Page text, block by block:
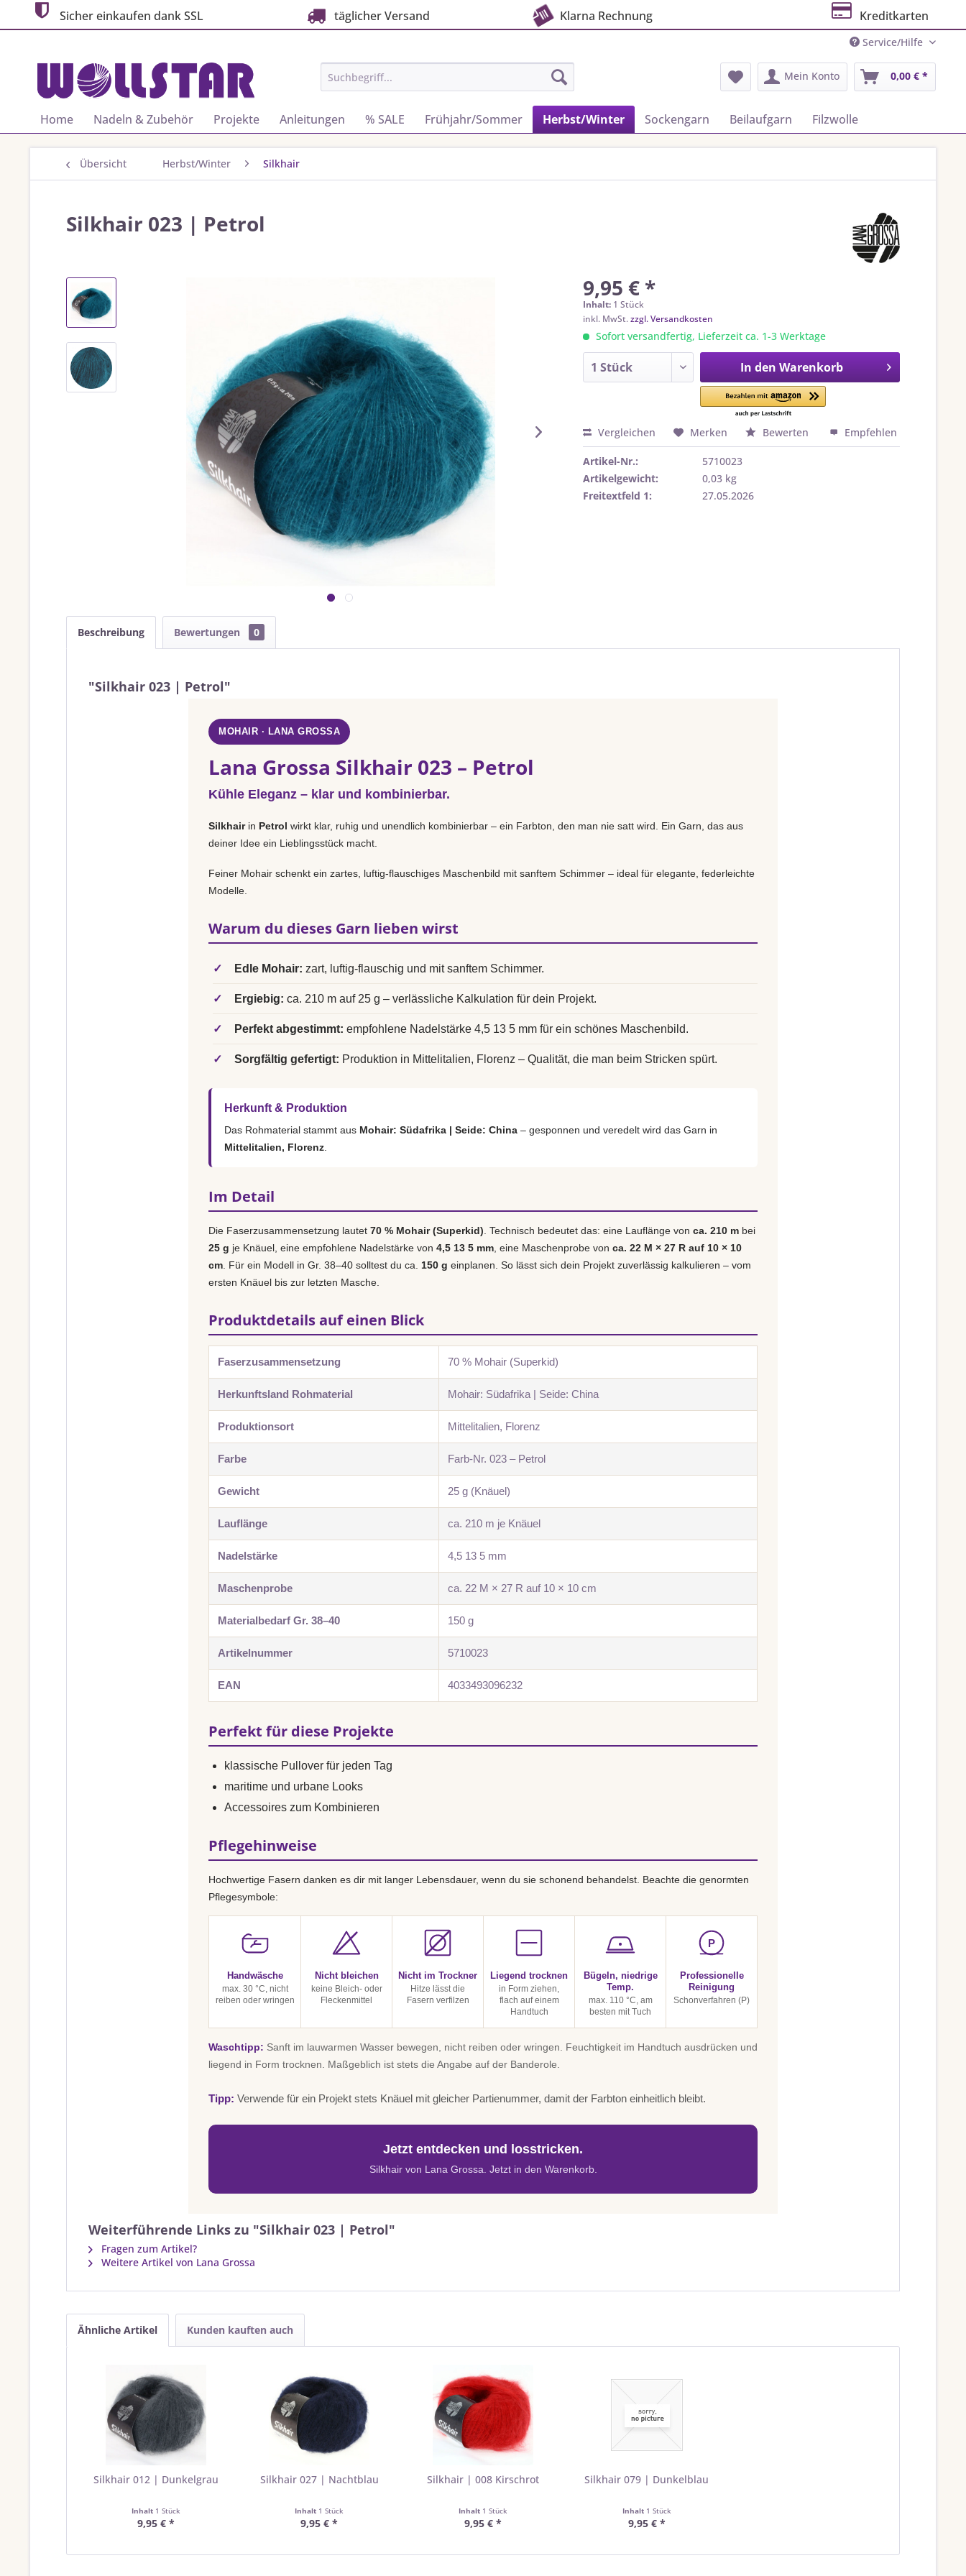
Sicher einkaufen dank SSL täglicher Versand Klarna Rechnung Kreditkarten
Service/Hilfe
Mein Konto 0,00 € *
Home Nadeln & Zubehör Projekte Anleitungen % SALE Frühjahr/Sommer Herbst/Winter Sockengarn Beilaufgarn Filzwolle
Übersicht Herbst/Winter Silkhair
Silkhair 023 | Petrol
9,95 € *
Inhalt: 1 Stück
inkl. MwSt.zzgl. Versandkosten
Sofort versandfertig, Lieferzeit ca. 1-3 Werktage
In den Warenkorb
Vergleichen Merken Bewerten Empfehlen
Artikel-Nr.:
5710023
Artikelgewicht:
0,03 kg
Freitextfeld 1:
27.05.2026
Beschreibung Bewertungen 0
"Silkhair 023 | Petrol"
MOHAIR · LANA GROSSA
Lana Grossa Silkhair 023 – Petrol
Kühle Eleganz – klar und kombinierbar.
Silkhairin Petrol wirkt klar, ruhig und unendlich kombinierbar – ein Farbton, den man nie satt wird. Ein Garn, das aus
deiner Idee ein Lieblingsstück macht.
Feiner Mohair schenkt ein zartes, luftig-flauschiges Maschenbild mit sanftem Schimmer – ideal für elegante, federleichte
Modelle.
Warum du dieses Garn lieben wirst
✓ Edle Mohair: zart, luftig-flauschig und mit sanftem Schimmer.
✓ Ergiebig: ca. 210 m auf 25 g – verlässliche Kalkulation für dein Projekt.
✓ Perfekt abgestimmt: empfohlene Nadelstärke 4,5 13 5 mm für ein schönes Maschenbild.
✓ Sorgfältig gefertigt: Produktion in Mittelitalien, Florenz – Qualität, die man beim Stricken spürt.
Herkunft & Produktion
Das Rohmaterial stammt aus Mohair: Südafrika | Seide: China – gesponnen und veredelt wird das Garn in
Mittelitalien, Florenz
Im Detail
Die Faserzusammensetzung lautet 70 % Mohair (Superkid) . Technisch bedeutet das: eine Lauflänge von ca. 210 m bei
25 g je Knäuel, eine empfohlene Nadelstärke von 4,5 13 5 mm , eine Maschenprobe von ca. 22 M × 27 R auf 10 × 10
cm . Für ein Modell in Gr. 38–40 solltest du ca. 150 g einplanen. So lässt sich dein Projekt zuverlässig kalkulieren – vom
ersten Knäuel bis zur letzten Masche.
Produktdetails auf einen Blick
Faserzusammensetzung 70 % Mohair (Superkid)
Herkunftsland Rohmaterial Mohair: Südafrika | Seide: China
Produktionsort Mittelitalien, Florenz
Farbe Farb-Nr. 023 – Petrol
Gewicht 25 g (Knäuel)
Lauflänge ca. 210 m je Knäuel
Nadelstärke 4,5 13 5 mm
Maschenprobe ca. 22 M × 27 R auf 10 × 10 cm
Materialbedarf Gr. 38–40 150 g
Artikelnummer 5710023
EAN 4033493096232
Perfekt für diese Projekte
klassische Pullover für jeden Tag
maritime und urbane Looks
Accessoires zum Kombinieren
Pflegehinweise
Hochwertige Fasern danken es dir mit langer Lebensdauer, wenn du sie schonend behandelst. Beachte die genormten
Pflegesymbole:
Handwäsche
max. 30 °C, nicht
reiben oder wringen
Nicht bleichen
keine Bleich- oder
Fleckenmittel
Nicht im Trockner
Hitze lässt die
Fasern verfilzen
Liegend trocknen
in Form ziehen,
flach auf einem
Handtuch
Bügeln, niedrige
Temp.
max. 110 °C, am
besten mit Tuch
P
Professionelle
Reinigung
Schonverfahren (P)
Waschtipp: Sanft im lauwarmen Wasser bewegen, nicht reiben oder wringen. Feuchtigkeit im Handtuch ausdrücken und
liegend in Form trocknen. Maßgeblich ist stets die Angabe auf der Banderole.
Tipp: Verwende für ein Projekt stets Knäuel mit gleicher Partienummer, damit der Farbton einheitlich bleibt.
Jetzt entdecken und losstricken.
Silkhair von Lana Grossa. Jetzt in den Warenkorb.
Weiterführende Links zu "Silkhair 023 | Petrol"
Fragen zum Artikel?
Weitere Artikel von Lana Grossa
Ähnliche Artikel Kunden kauften auch
Silkhair 012 | Dunkelgrau
Inhalt 1 Stück
9,95 € *
Silkhair 027 | Nachtblau
Inhalt 1 Stück
9,95 € *
Silkhair | 008 Kirschrot
Inhalt 1 Stück
9,95 € *
Silkhair 079 | Dunkelblau
Inhalt 1 Stück
9,95 € *